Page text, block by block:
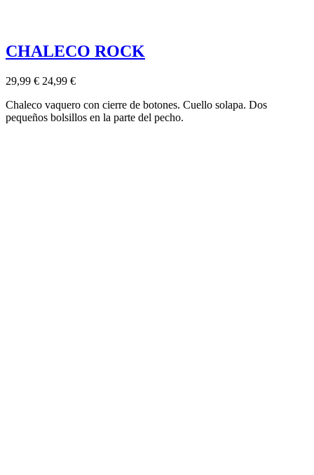
CHALECO ROCK
29,99 € 24,99 €
Chaleco vaquero con cierre de botones. Cuello solapa. Dos
pequeños bolsillos en la parte del pecho.